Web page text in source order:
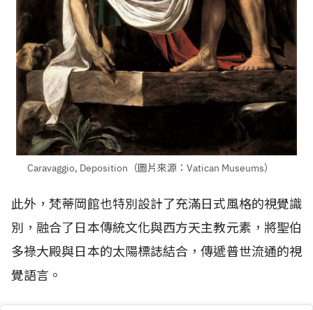
Caravaggio, Deposition（圖片來源：Vatican Museums）
此外，梵蒂岡館也特別設計了充滿日式風格的視覺識
別，融合了日本傳統文化與西方天主教元素，將聖伯
多祿大殿與日本的太陽標誌結合，傳遞普世流通的視
覺語言。